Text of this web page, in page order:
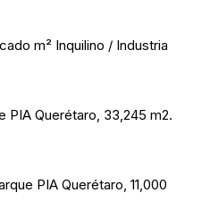
m² Inquilino / Industria
PIA Querétaro, 33,245 m2.
PIA Querétaro, 11,000